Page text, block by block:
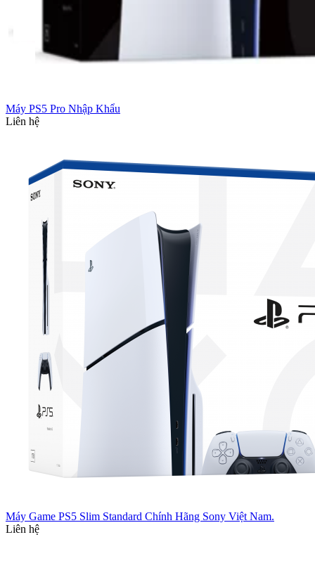
Máy PS5 Pro Nhập Khẩu
Liên hệ
Máy Game PS5 Slim Standard Chính Hãng Sony Việt Nam.
Liên hệ